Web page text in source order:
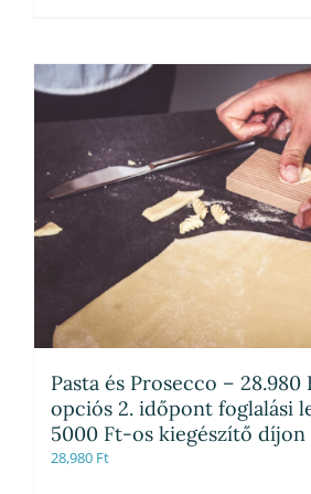
Pasta és Prosecco –
opciós 2. időpont foglalási
5000 Ft-os kiegészítő díjon
28,980 Ft